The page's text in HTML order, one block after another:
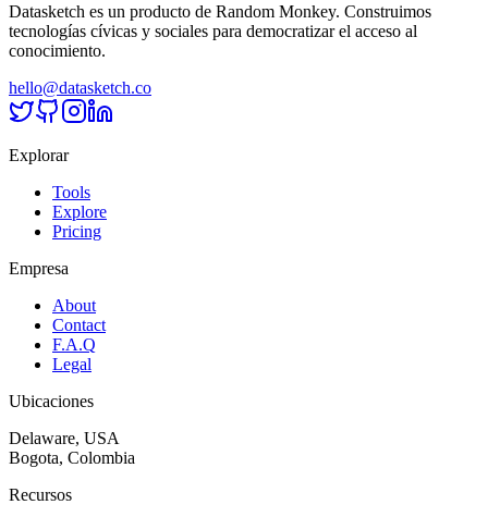
Datasketch es un producto de Random Monkey. Construimos
tecnologías cívicas y sociales para democratizar el acceso al
conocimiento.
hello@datasketch.co
Explorar
Tools
Explore
Pricing
Empresa
About
Contact
F.A.Q
Legal
Ubicaciones
Delaware, USA
Bogota, Colombia
Recursos